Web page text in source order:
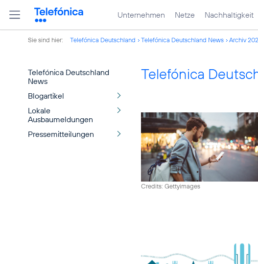
Unternehmen Netze Nachhaltigkeit
Sie sind hier: Telefónica Deutschland Telefónica Deutschland News Archiv
Telefónica Deutschland
News
Blogartikel
Lokale
Ausbaumeldungen
Pressemitteilungen
Telefónica
Credits: Gettyimages